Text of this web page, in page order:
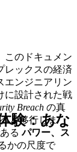
このドキュメン
レックスの経済
エンジニアリン
に設計された戦
Breach の真
と移行しま
あるパワー、ス
かの尺度で
験：あな